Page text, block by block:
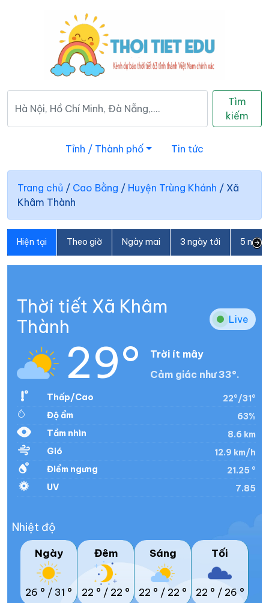
Tìm
kiếm
Tỉnh / Thành phố Tin tức
Trang chủ / Cao Bằng / Huyện Trùng Khánh / Xã
Khâm Thành
Hiện tại Theo giờ Ngày mai 3 ngày tới 5
Thời tiết Xã Khâm
Thành
Live
29°
Trời ít mây
Cảm giác như 33°.
Thấp/Cao
22°/31°
Độ ẩm
63%
Tầm nhìn
8.6 km
Gió
12.9 km/h
Điểm ngưng
21.25 °
UV
7.85
Nhiệt độ
Ngày
26 ° / 31 °
Đêm
22 ° / 22 °
Sáng
22 ° / 22 °
Tối
22 ° / 26 °